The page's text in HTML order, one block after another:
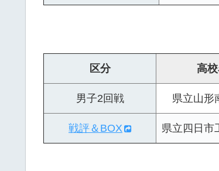
区分 高
男子2回戦 県立山形
戦評＆BOX 県立四日市